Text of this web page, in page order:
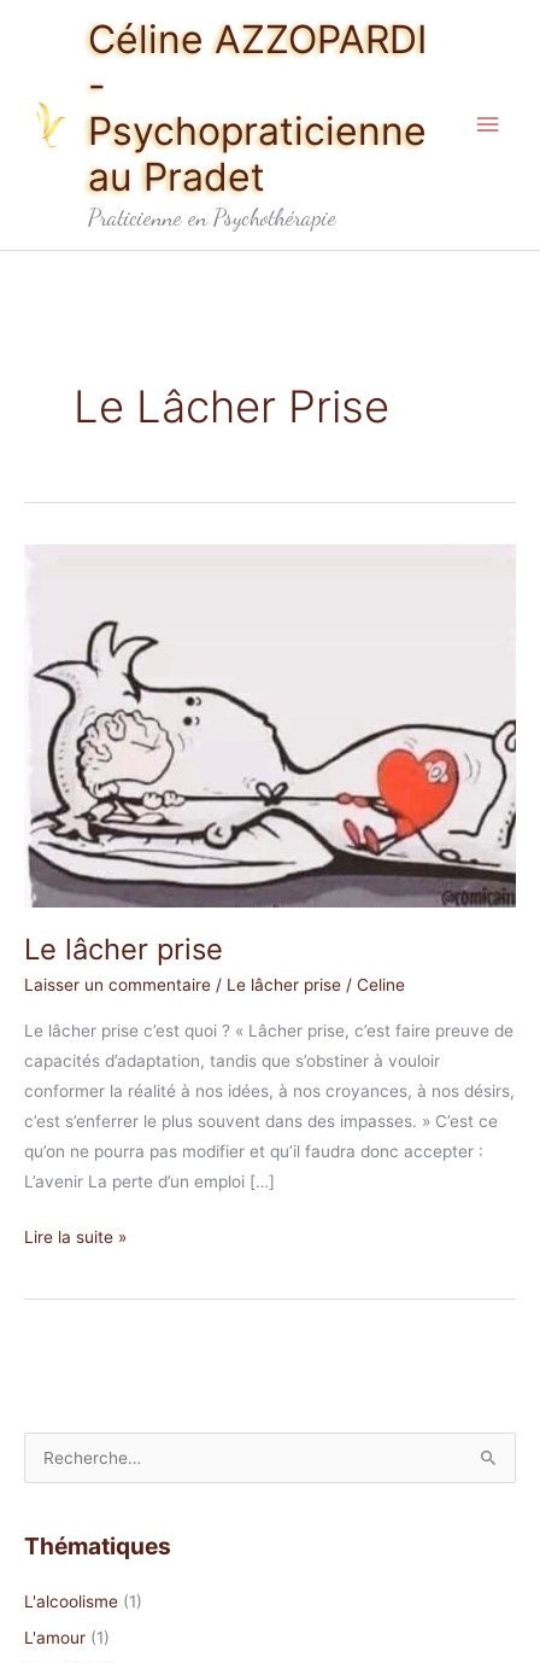
Céline AZZOPARDI
-
Psychopraticienne
au Pradet
Praticienne en Psychothérapie
Le Lâcher Prise
Le lâcher prise
Laisser un commentaire / Le lâcher prise / Celine
Le lâcher prise c’est quoi ? « Lâcher prise, c’est faire preuve de
capacités d’adaptation, tandis que s’obstiner à vouloir
conformer la réalité à nos idées, à nos croyances, à nos désirs,
c’est s’enferrer le plus souvent dans des impasses. » C’est ce
qu’on ne pourra pas modifier et qu’il faudra donc accepter :
L’avenir La perte d’un emploi […]
Lire la suite »
h
e
Thématiques
L'alcoolisme (1)
L'amour (1)